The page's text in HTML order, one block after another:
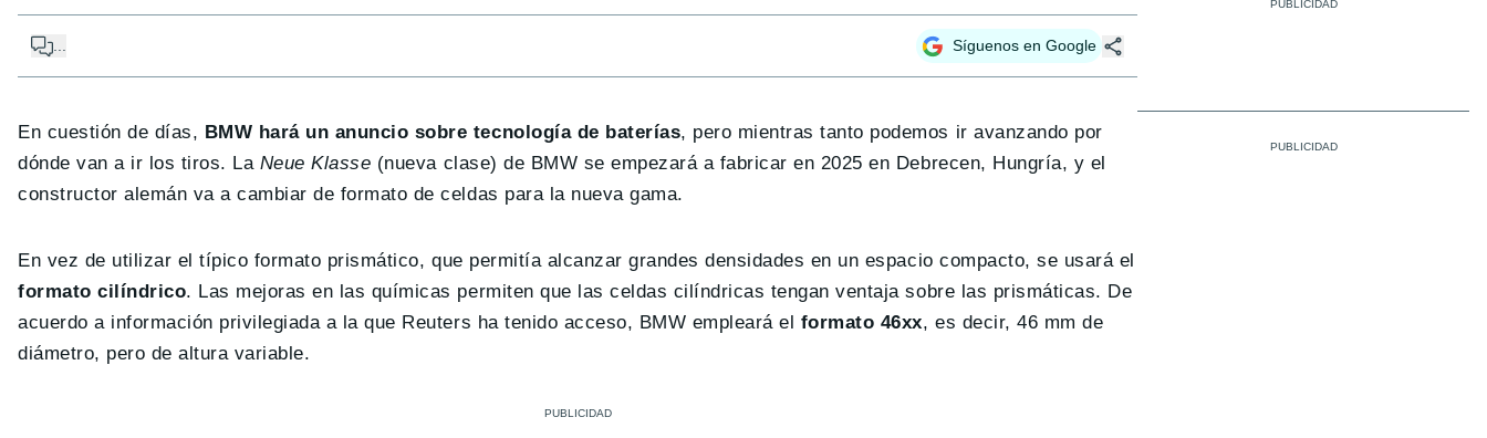
... Síguenos en Google
En cuestión de días, BMW hará un anuncio sobre tecnología de baterías, pero mientras tanto podemos ir avanzando por
dónde van a ir los tiros. La Neue Klasse (nueva clase) de BMW se empezará a fabricar en 2025 en Debrecen, Hungría, y el
constructor alemán va a cambiar de formato de celdas para la nueva gama.
En vez de utilizar el típico formato prismático, que permitía alcanzar grandes densidades en un espacio compacto, se usará el
formato cilíndrico. Las mejoras en las químicas permiten que las celdas cilíndricas tengan ventaja sobre las prismáticas. De
acuerdo a información privilegiada a la que Reuters ha tenido acceso, BMW empleará el formato 46xx, es decir, 46 mm de
diámetro, pero de altura variable.